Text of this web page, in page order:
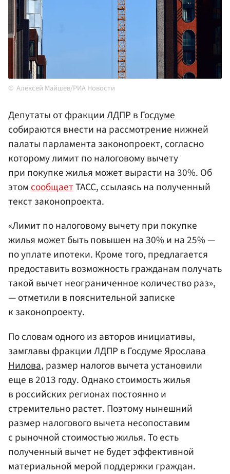
Алексей Майшев/РИА Новости
Депутаты от фракцииЛДПРвГосдуме
собираются внести на рассмотрение нижней
палаты парламента законопроект, согласно
которому лимит по налоговому вычету
при покупке жилья может вырасти на 30%. Об
этомсообщаетТАСС, ссылаясь на полученный
текст законопроекта.
«Лимит по налоговому вычету при покупке
жилья может быть повышен на 30% и на 25% —
по уплате ипотеки. Кроме того, предлагается
предоставить возможность гражданам получать
такой вычет неограниченное количество раз»,
— отметили в пояснительной записке
к законопроекту.
По словам одного из авторов инициативы,
замглавы фракции ЛДПР в ГосдумеЯрослава
Нилова, размер налогов вычета установили
еще в 2013 году. Однако стоимость жилья
в российских регионах постоянно и
стремительно растет. Поэтому нынешний
размер налогового вычета несопоставим
с рыночной стоимостью жилья. То есть
полученный вычет не будет эффективной
материальной мерой поддержки граждан.